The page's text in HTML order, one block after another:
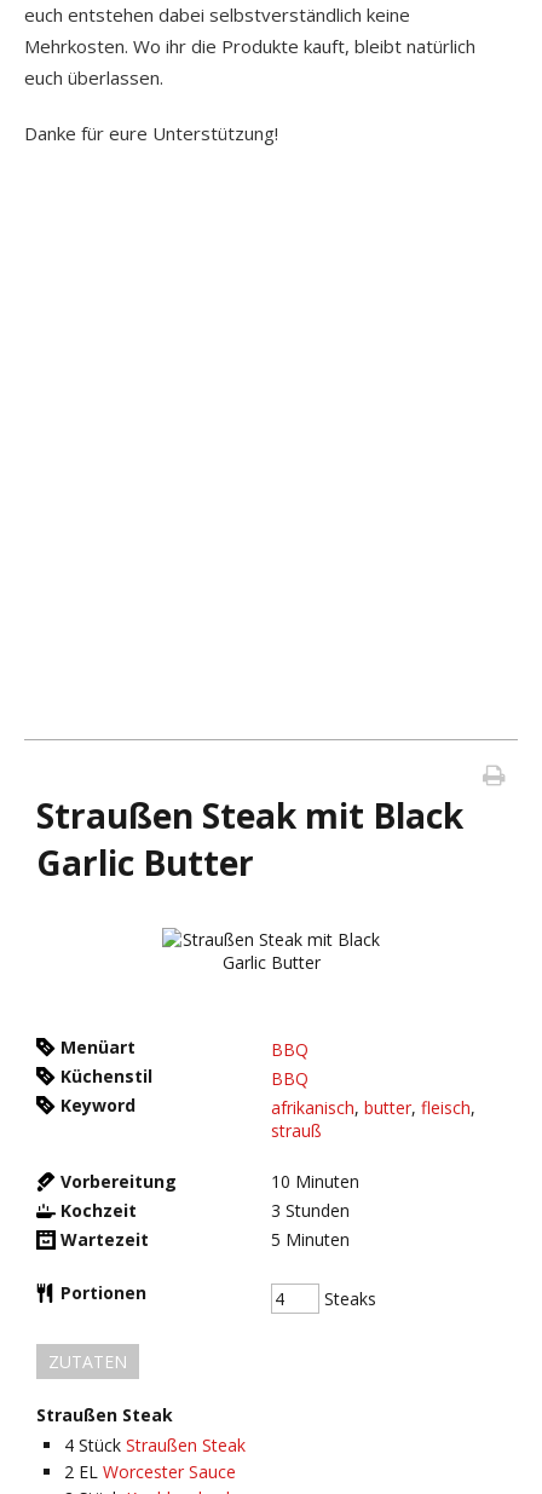
euch entstehen dabei selbstverständlich keine
Mehrkosten. Wo ihr die Produkte kauft, bleibt natürlich
euch überlassen.
Danke für eure Unterstützung!
Straußen Steak mit Black
Garlic Butter
Menüart
BBQ
Küchenstil
BBQ
Keyword
afrikanisch, butter, fleisch,
strauß
Vorbereitung 10 Minuten
Kochzeit
3 Stunden
Wartezeit
5 Minuten
Portionen Steaks
ZUTATEN
Straußen Steak
4 Stück Straußen Steak
2 EL Worcester Sauce